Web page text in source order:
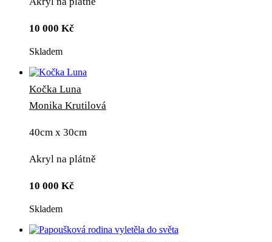
10 000 Kč
Skladem
Kočka Luna
Monika Krutilová
40cm x 30cm
Akryl na plátně
10 000 Kč
Skladem